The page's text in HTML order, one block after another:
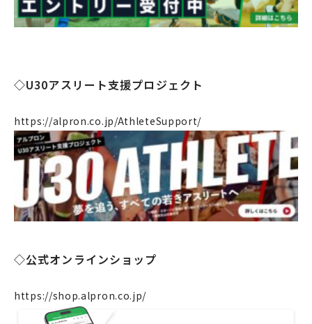
ニュース
リクルート
OEM
個人のお客様 法人のお客様
◇U30アスリート支援プロジェクト
https://alpron.co.jp/AthleteSupport/
◇公式オンラインショップ
https://shop.alpron.co.jp/